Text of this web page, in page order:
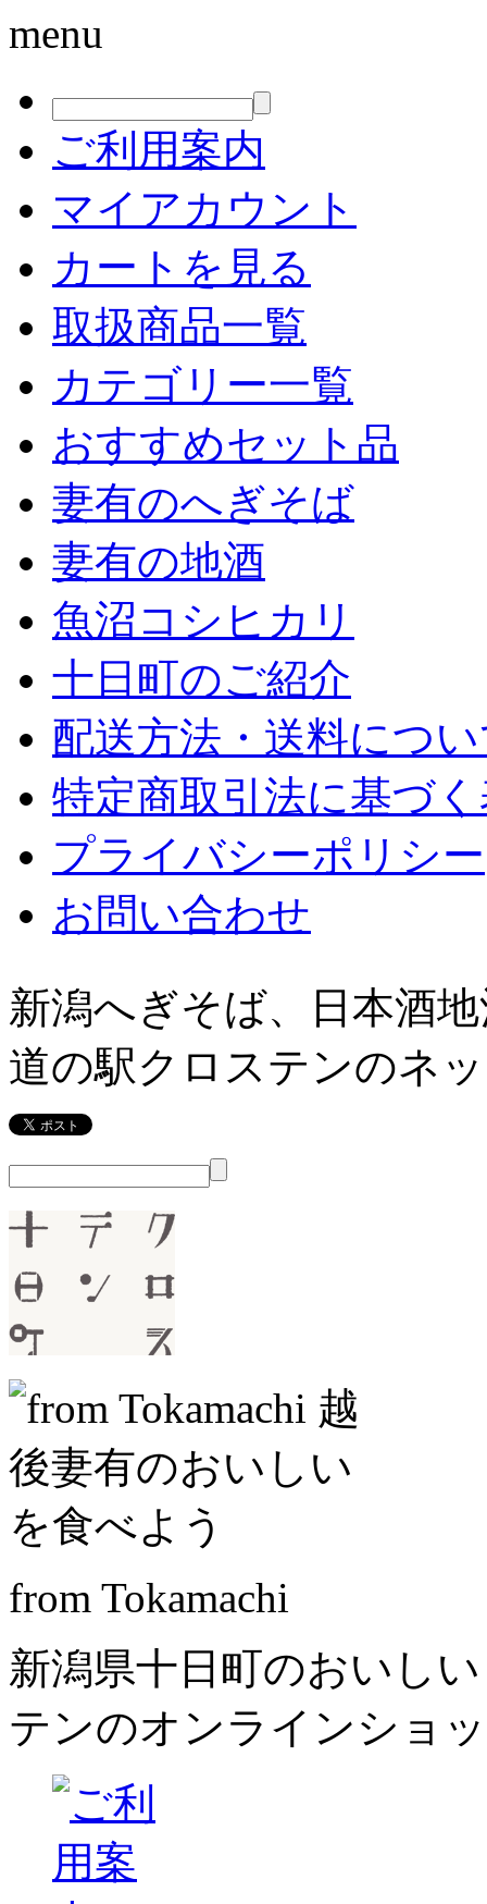
menu
ご利用案内
マイアカウント
カートを見る
取扱商品一覧
カテゴリー一覧
おすすめセット品
妻有のへぎそば
妻有の地酒
魚沼コシヒカリ
十日町のご紹介
配送方法・送料につ
特定商取引法に基づ
プライバシーポリシー
お問い合わせ
新潟へぎそば、日本酒
道の駅クロステンのネ
from Tokamachi
新潟県十日町のおいし
テンのオンラインショ